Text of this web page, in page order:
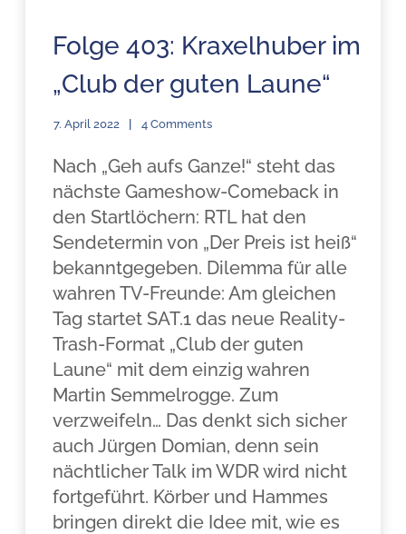
Folge 403: Kraxelhuber im
„Club der guten Laune“
7. April 2022 4 Comments
Nach „Geh aufs Ganze!“ steht das
nächste Gameshow-Comeback in
den Startlöchern: RTL hat den
Sendetermin von „Der Preis ist heiß“
bekanntgegeben. Dilemma für alle
wahren TV-Freunde: Am gleichen
Tag startet SAT.1 das neue Reality-
Trash-Format „Club der guten
Laune“ mit dem einzig wahren
Martin Semmelrogge. Zum
verzweifeln… Das denkt sich sicher
auch Jürgen Domian, denn sein
nächtlicher Talk im WDR wird nicht
fortgeführt. Körber und Hammes
bringen direkt die Idee mit, wie es